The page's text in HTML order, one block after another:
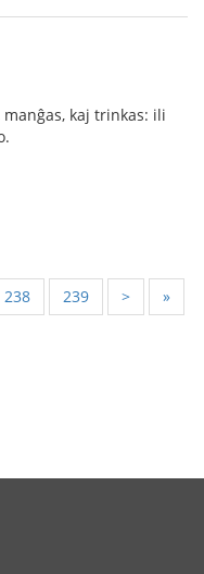
kaj trinkas: ili
238 239 > »